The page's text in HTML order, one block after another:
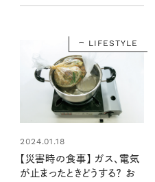
LIFESTYLE
2024.01.18
【災害時の食事】 ガス、電気
が止まったときどうする？ お